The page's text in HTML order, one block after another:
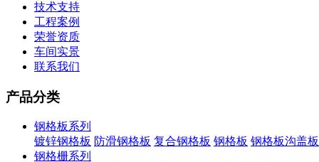
技术支持
工程案例
荣誉资质
车间实景
联系我们
产品分类
钢格板系列
镀锌钢格板 防滑钢格板 复合钢格板 钢格板 钢格板沟盖板
钢格栅系列